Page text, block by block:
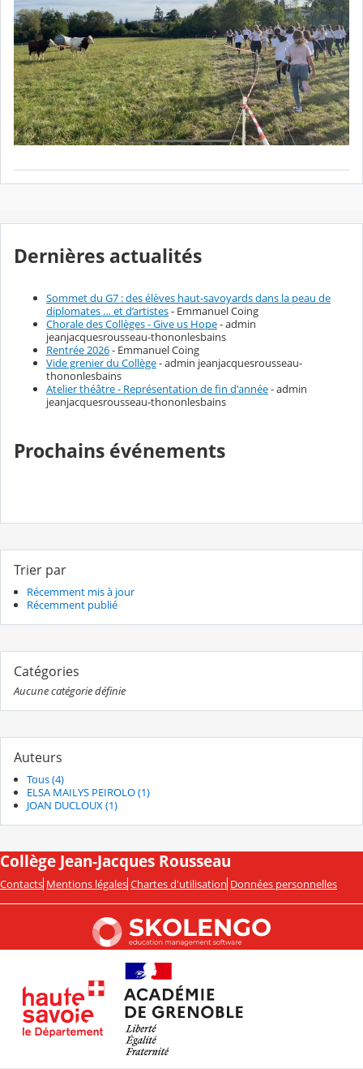
Dernières actualités
Sommet du G7 : des élèves haut-savoyards dans la peau de
diplomates … et d’artistes- Emmanuel Coing
Chorale des Collèges - Give us Hope- admin
jeanjacquesrousseau-thononlesbains
Rentrée 2026- Emmanuel Coing
Vide grenier du Collège- admin jeanjacquesrousseau-
thononlesbains
Atelier théâtre - Représentation de fin d'année- admin
jeanjacquesrousseau-thononlesbains
Prochains événements
Trier par
Récemment mis à jour
Récemment publié
Catégories
Aucune catégorie définie
Auteurs
Tous (4)
ELSA MAILYS PEIROLO (1)
JOAN DUCLOUX (1)
Collège Jean-Jacques Rousseau
Contacts Mentions légales Chartes d'utilisation Données personnelles